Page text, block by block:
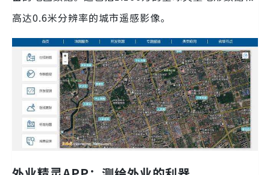
高达0.6米分辨率的城市遥感影像。